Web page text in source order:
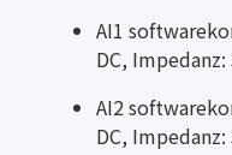
AI1
DC,
AI2
DC,